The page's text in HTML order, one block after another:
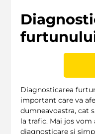
Diagnosticarea
important care va
dumneavoastra, cat
la trafic. Mai jos vom
diagnosticare si